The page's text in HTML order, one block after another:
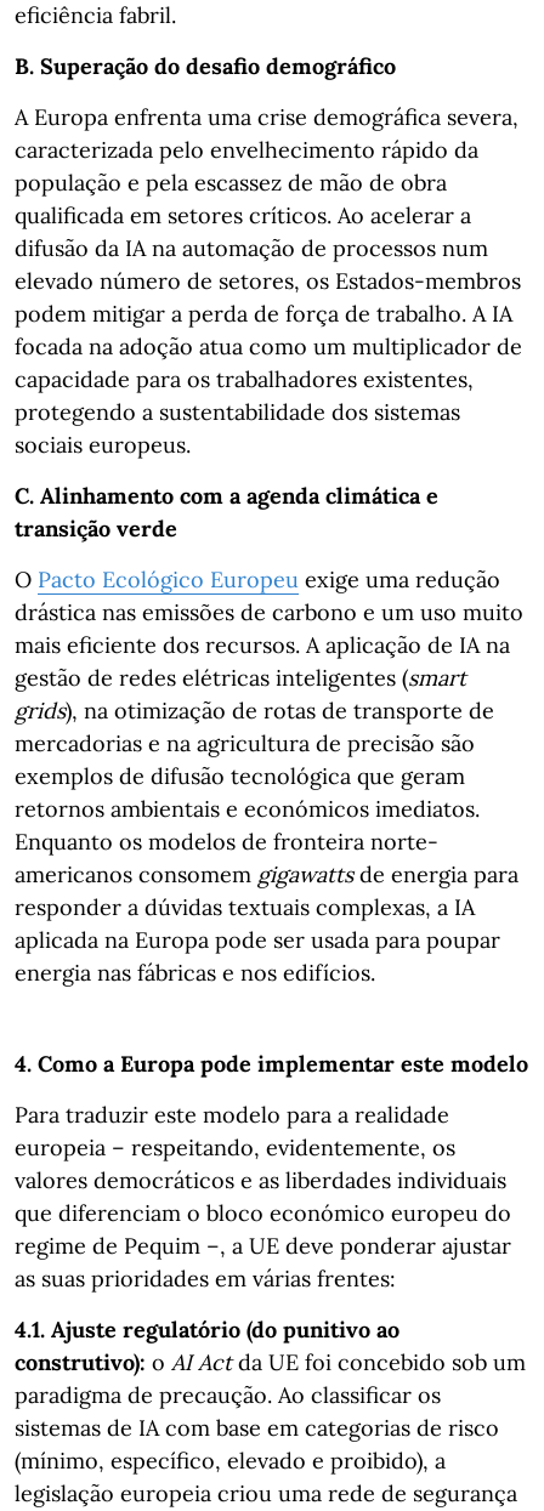
eficiência fabril.
B. Superação do desafio demográfico
A Europa enfrenta uma crise demográfica severa,
caracterizada pelo envelhecimento rápido da
população e pela escassez de mão de obra
qualificada em setores críticos. Ao acelerar a
difusão da IA na automação de processos num
elevado número de setores, os Estados-membros
podem mitigar a perda de força de trabalho. A IA
focada na adoção atua como um multiplicador de
capacidade para os trabalhadores existentes,
protegendo a sustentabilidade dos sistemas
sociais europeus.
C. Alinhamento com a agenda climática e
transição verde
O Pacto Ecológico Europeu exige uma redução
drástica nas emissões de carbono e um uso muito
mais eficiente dos recursos. A aplicação de IA na
gestão de redes elétricas inteligentes (smart
grids), na otimização de rotas de transporte de
mercadorias e na agricultura de precisão são
exemplos de difusão tecnológica que geram
retornos ambientais e económicos imediatos.
Enquanto os modelos de fronteira norte-
americanos consomem gigawattsde energia para
responder a dúvidas textuais complexas, a IA
aplicada na Europa pode ser usada para poupar
energia nas fábricas e nos edifícios.
4. Como a Europa pode implementar este modelo
Para traduzir este modelo para a realidade
europeia – respeitando, evidentemente, os
valores democráticos e as liberdades individuais
que diferenciam o bloco económico europeu do
regime de Pequim –, a UE deve ponderar ajustar
as suas prioridades em várias frentes:
4.1. Ajuste regulatório (do punitivo ao
construtivo): o AI Actda UE foi concebido sob um
paradigma de precaução. Ao classificar os
sistemas de IA com base em categorias de risco
(mínimo, específico, elevado e proibido), a
legislação europeia criou uma rede de segurança